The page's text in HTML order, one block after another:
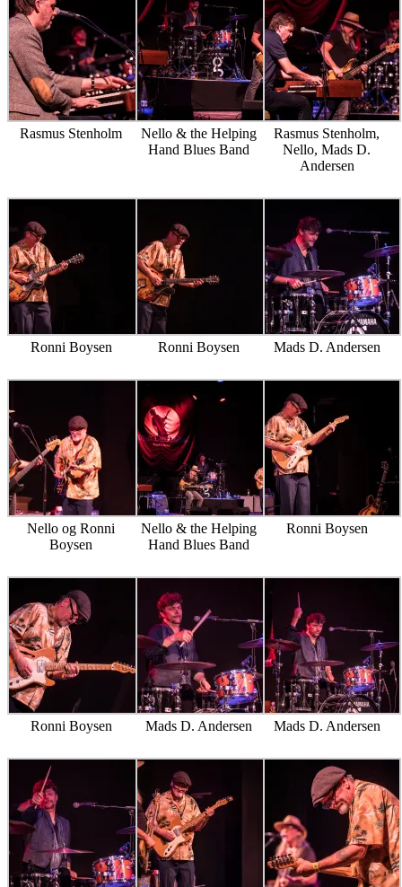
Rasmus Stenholm
Nello & the Helping
Hand Blues Band
Rasmus Stenholm,
Nello, Mads D.
Andersen
Ronni Boysen Ronni Boysen Mads D. Andersen
Nello og Ronni
Boysen
Nello & the Helping
Hand Blues Band
Ronni Boysen
Ronni Boysen Mads D. Andersen Mads D. Andersen